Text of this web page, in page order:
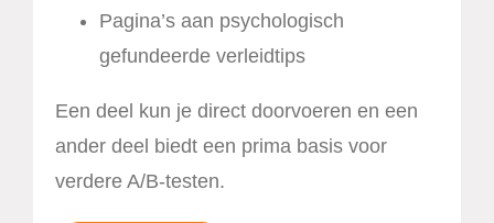
Pagina’s aan psychologisch
gefundeerde verleidtips
Een deel kun je direct doorvoeren en een
ander deel biedt een prima basis voor
verdere A/B-testen.